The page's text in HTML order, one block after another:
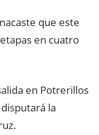
que este
en cuatro
en Potrerillos
la